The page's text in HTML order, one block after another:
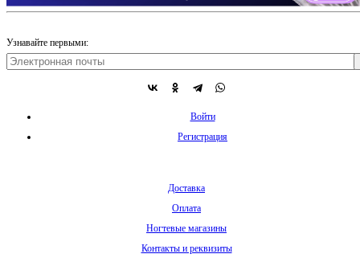
Узнавайте первыми:
Войти
Регистрация
Доставка
Оплата
Ногтевые магазины
Контакты и реквизиты